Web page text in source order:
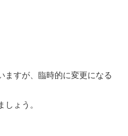
ますが、臨時的に変更になる
ょう。